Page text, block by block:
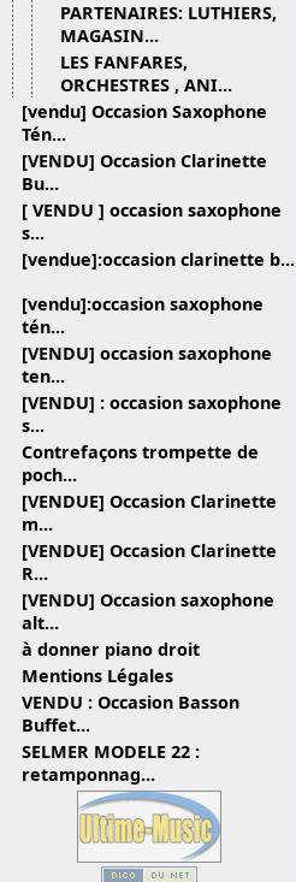
PARTENAIRES: LUTHIERS,
MAGASIN...
LES FANFARES,
ORCHESTRES , ANI...
[vendu] Occasion Saxophone
Tén...
[VENDU] Occasion Clarinette
Bu...
[ VENDU ] occasion saxophone
s...
[vendue]:occasion clarinette b...
[vendu]:occasion saxophone
tén...
[VENDU] occasion saxophone
ten...
[VENDU] : occasion saxophone
s...
Contrefaçons trompette de
poch...
[VENDUE] Occasion Clarinette
m...
[VENDUE] Occasion Clarinette
R...
[VENDU] Occasion saxophone
alt...
à donner piano droit
Mentions Légales
VENDU : Occasion Basson
Buffet...
SELMER MODELE 22 :
retamponnag...